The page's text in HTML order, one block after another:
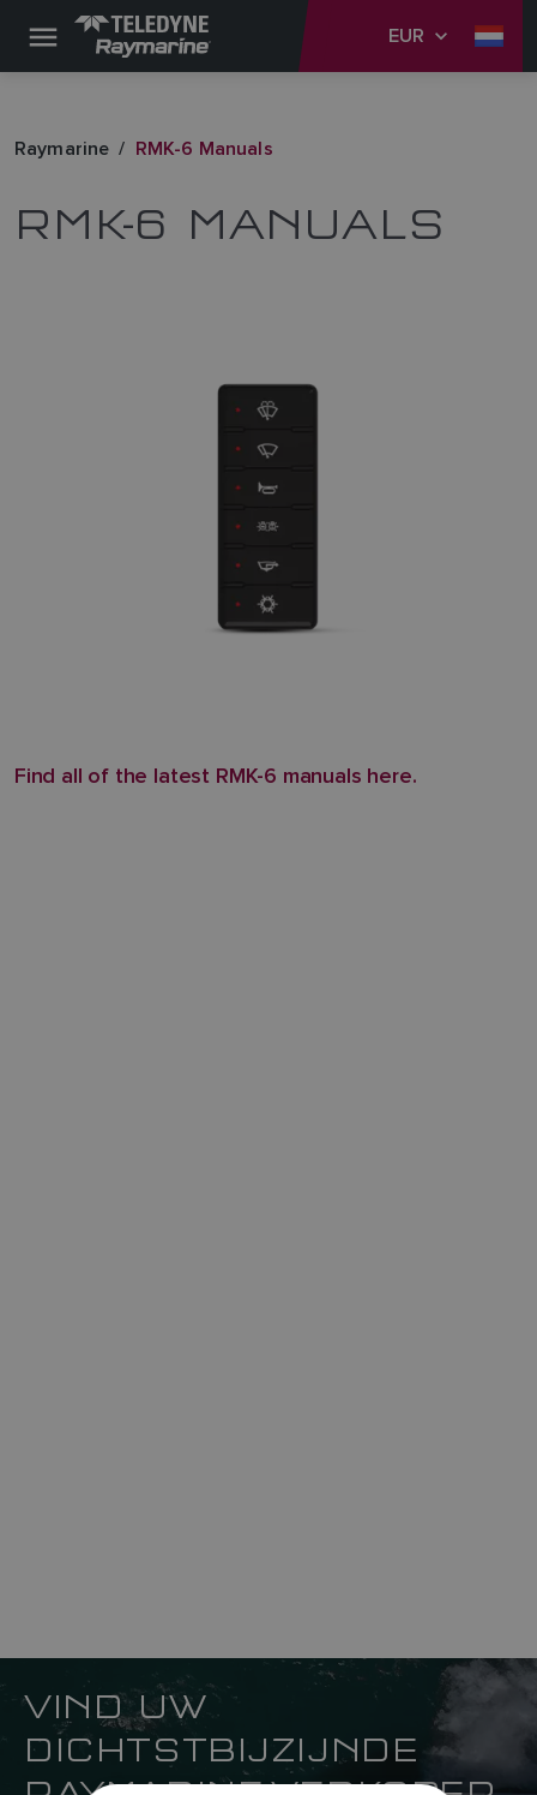
EUR
Raymarine RMK-6 Manuals
RMK-6 MANUALS
Find all of the latest RMK-6 manuals here.
VIND UW
DICHTSTBIJZIJNDE